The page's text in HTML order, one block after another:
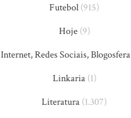
Futebol (915)
Hoje(9)
Internet, Redes Sociais, Blogosfera
Linkaria(1)
Literatura (1.307)